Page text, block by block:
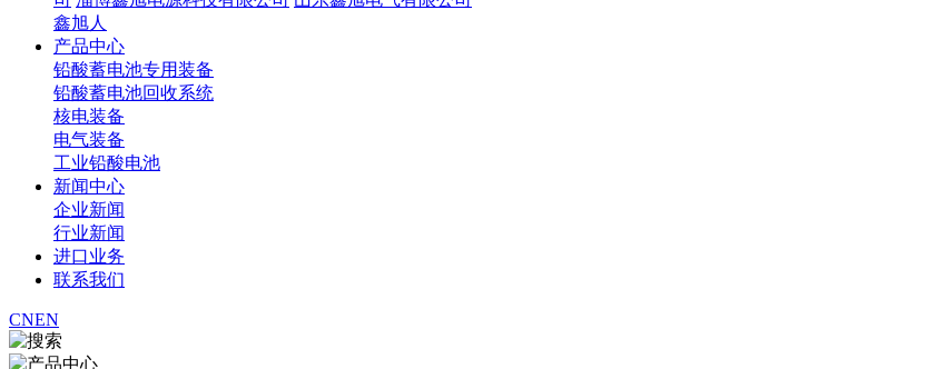
鑫旭人
产品中心
铅酸蓄电池专用装备
铅酸蓄电池回收系统
核电装备
电气装备
工业铅酸电池
新闻中心
企业新闻
行业新闻
进口业务
联系我们
CNEN